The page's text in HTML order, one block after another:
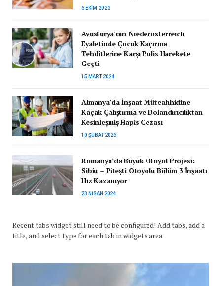
6 EKIM 2022
Avusturya’nın Niederösterreich
Eyaletinde Çocuk Kaçırma
Tehditlerine Karşı Polis Harekete
Geçti
15 MART 2024
Almanya’da İnşaat Müteahhidine
Kaçak Çalıştırma ve Dolandırıcılıktan
Kesinleşmiş Hapis Cezası
10 ŞUBAT 2026
Romanya’da Büyük Otoyol Projesi:
Sibiu – Pitești Otoyolu Bölüm 3 İnşaatı
Hız Kazanıyor
23 NISAN 2024
Recent tabs widget still need to be configured! Add tabs, add a
title, and select type for each tab in widgets area.